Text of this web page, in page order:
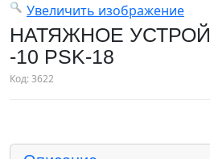
Увеличить изображение
НАТЯЖНОЕ
-10 PSK-18
Код:3622